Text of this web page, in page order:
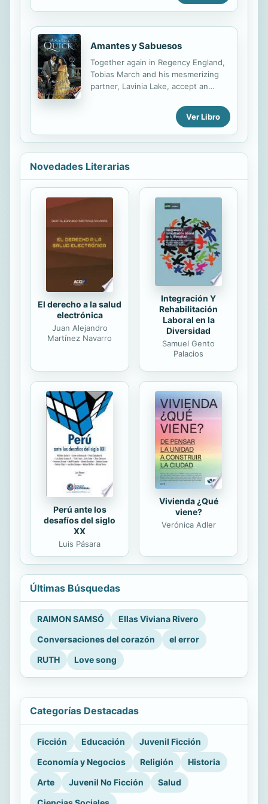
historical work. Forgotten Books
to...
Assamita.
Amantes y Sabuesos
Together again in Regency England,
Tobias March and his mesmerizing
partner, Lavinia Lake, accept an
Beaumont castle hoping for some
much needed rest and relaxation,
only to find themselves involved in a
murderous and mysterious weekend.
and Lake and March launch their
investigations. They fervently pursue
their leads—and each other—that
take them from society’s most
elegant haunts and most discreet
hideaways to London’s shadiest back
streets. Una invitación a una fiesta
campestre en el castillo de
Ver Libro
Novedades Literarias
El derecho a la salud
electrónica
Juan Alejandro
Martínez Navarro
Integración Y
Rehabilitación
Laboral en la
Diversidad
Samuel Gento
Palacios
Perú ante los
desafíos del siglo
XX
Luis Pásara
Vivienda ¿Qué
viene?
Verónica Adler
Últimas Búsquedas
RAIMON SAMSÓ
Ellas Viviana Rivero
Conversaciones del corazón
el error
RUTH
Love song
Categorías Destacadas
Ficción Educación
Juvenil Ficción
Economía y Negocios
Religión
Historia
Arte
Juvenil No Ficción
Salud